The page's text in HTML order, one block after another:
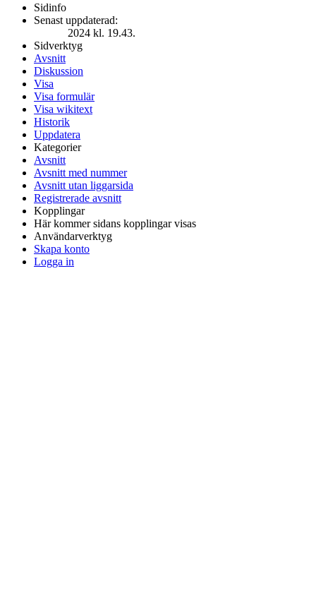
Sidinfo
Senast uppdaterad:
2024 kl. 19.43.
Sidverktyg
Avsnitt
Diskussion
Visa
Visa formulär
Visa wikitext
Historik
Uppdatera
Kategorier
Avsnitt
Avsnitt med nummer
Avsnitt utan liggarsida
Registrerade avsnitt
Kopplingar
Här kommer sidans kopplingar visas
Användarverktyg
Skapa konto
Logga in